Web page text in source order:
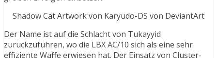
Shadow Cat Artwork von Karyudo-DS von DeviantArt
Der Name ist auf die Schlacht von Tukayyid
zurückzuführen, wo die LBX AC/10 sich als eine sehr
effiziente Waffe erwiesen hat. Der Einsatz von Cluster-